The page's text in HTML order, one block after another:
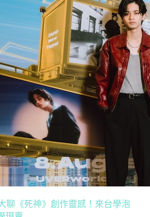
聊《死神》創作靈感！來台學泡